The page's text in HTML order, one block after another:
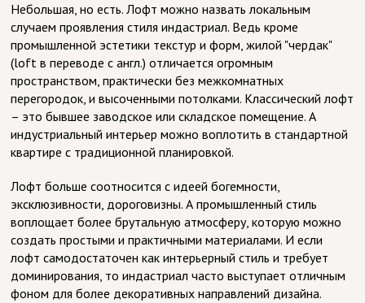
Небольшая, но есть. Лофт можно назвать локальным
случаем проявления стиля индастриал. Ведь кроме
промышленной эстетики текстур и форм, жилой "чердак"
(loft в переводе с англ.) отличается огромным
пространством, практически без межкомнатных
перегородок, и высоченными потолками. Классический лофт
– это бывшее заводское или складское помещение. А
индустриальный интерьер можно воплотить в стандартной
квартире с традиционной планировкой.
Лофт больше соотносится с идеей богемности,
эксклюзивности, дороговизны. А промышленный стиль
воплощает более брутальную атмосферу, которую можно
создать простыми и практичными материалами. И если
лофт самодостаточен как интерьерный стиль и требует
доминирования, то индастриал часто выступает отличным
фоном для более декоративных направлений дизайна.